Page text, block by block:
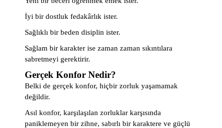
İyi bir dostluk fedakârlık ister.
Sağlıklı bir beden disiplin ister.
Sağlam bir karakter ise zaman zaman sıkıntılara
sabretmeyi gerektirir.
Gerçek Konfor Nedir?
Belki de gerçek konfor, hiçbir zorluk yaşamamak
değildir.
Asıl konfor, karşılaşılan zorluklar karşısında
paniklemeyen bir zihne, sabırlı bir karaktere ve güçlü